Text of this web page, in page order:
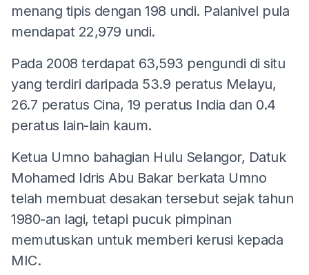
menang tipis dengan 198 undi. Palanivel pula
mendapat 22,979 undi.
Pada 2008 terdapat 63,593 pengundi di situ
yang terdiri daripada 53.9 peratus Melayu,
26.7 peratus Cina, 19 peratus India dan 0.4
peratus lain-lain kaum.
Ketua Umno bahagian Hulu Selangor, Datuk
Mohamed Idris Abu Bakar berkata Umno
telah membuat desakan tersebut sejak tahun
1980-an lagi, tetapi pucuk pimpinan
memutuskan untuk memberi kerusi kepada
MIC.